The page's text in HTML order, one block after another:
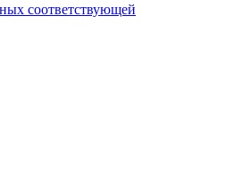
соответствующей